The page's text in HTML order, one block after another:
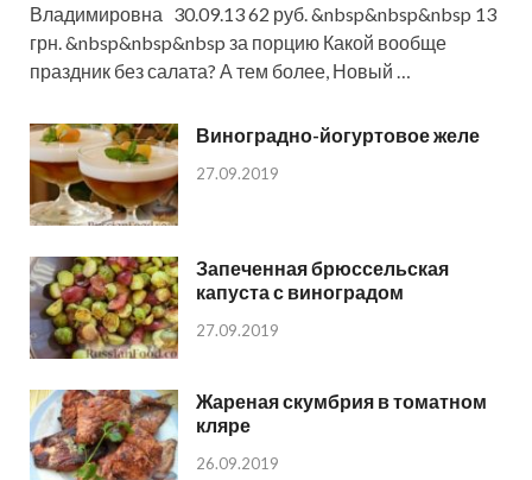
Владимировна 30.09.13 62 руб. &nbsp&nbsp&nbsp 13
грн. &nbsp&nbsp&nbsp за порцию Какой вообще
праздник без салата? А тем более, Новый …
Виноградно-йогуртовое желе
27.09.2019
Запеченная брюссельская
капуста с виноградом
27.09.2019
Жареная скумбрия в томатном
кляре
26.09.2019